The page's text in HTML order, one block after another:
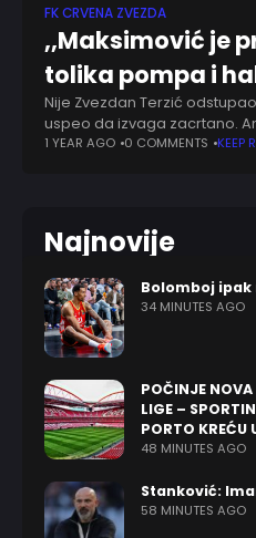
FK CRVENA ZVEZDA
,,Maksimović je
tolika pompa i
Nije Zvezdan Terzić
uspeo da izvaga zacrtano.
novo pojačanje Lajpciga,
1 YEAR AGO 0 COMMENTS KEEP
Najnovije
Bolomboj
34 MINUTES AGO
POČINJE NOVA
LIGE –
PORTO KREĆU
48 MINUTES AGO
Stanković:
58 MINUTES AGO